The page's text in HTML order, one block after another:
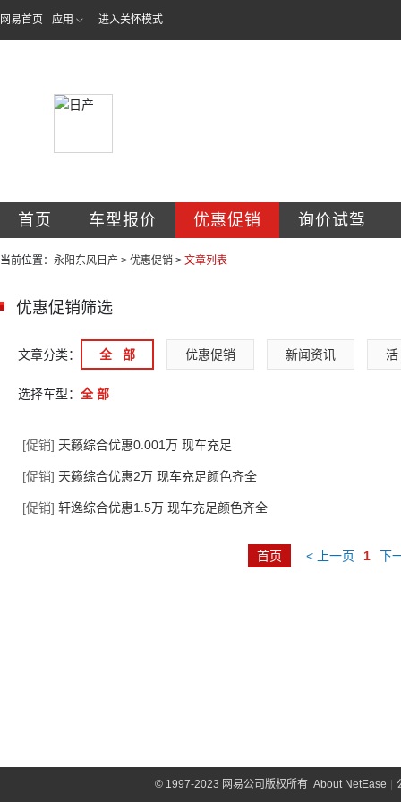
网易首页 应用 进入关怀模式
首页 车型报价 优惠促销 询价试驾
当前位置： 永阳东风日产 > 优惠促销 > 文章列表
优惠促销筛选
文章分类： 全   部 优惠促销 新闻资讯 活
选择车型： 全 部
[促销] 天籁综合优惠0.001万 现车充足
[促销] 天籁综合优惠2万 现车充足颜色齐全
[促销] 轩逸综合优惠1.5万 现车充足颜色齐全
首页 < 上一页 1 下
©1997-2023 网易公司版权所有 About NetEase